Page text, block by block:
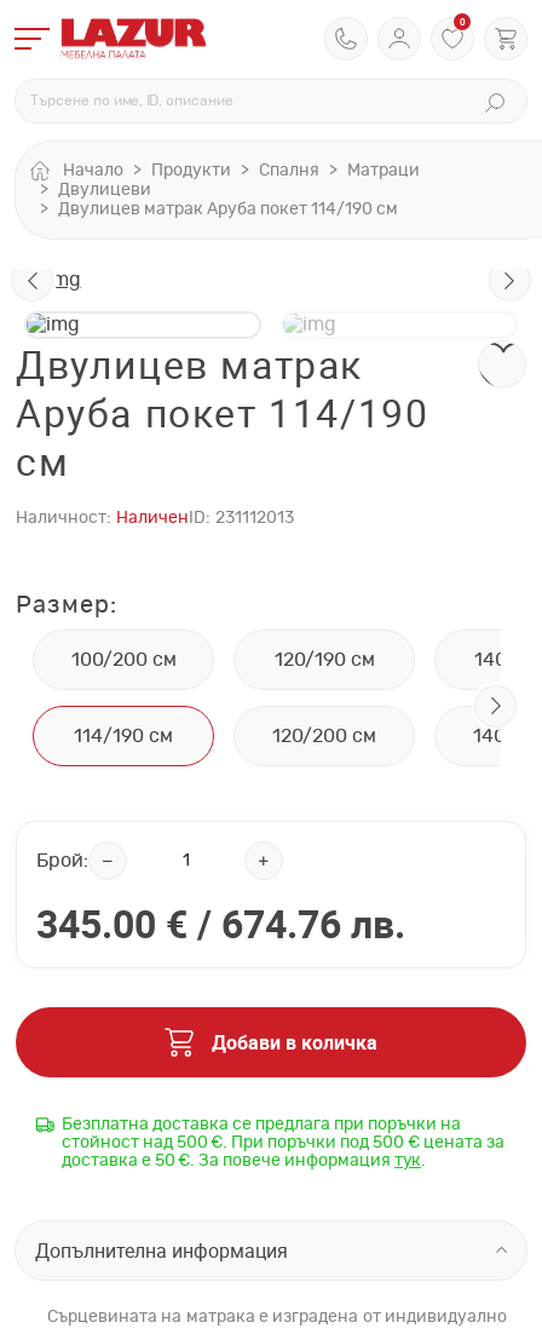
0
Начало Продукти Спалня
Матраци
Двулицеви
Двулицев матрак Аруба покет 114/190 см
Двулицев матрак
Аруба покет 114/190
см
Наличност: Наличен ID: 231112013
Размер:
100/200 см
114/190 см
120/190 см
120/200 см
140/
140/
Брой:
345.00 € / 674.76 лв.
Добави в количка
Безплатна доставка се предлага при поръчки на
стойност над 500 €. При поръчки под 500 € цената за
доставка е 50 €. За повече информация тук.
Допълнителна информация
Сърцевината на матрака е изградена от индивидуално